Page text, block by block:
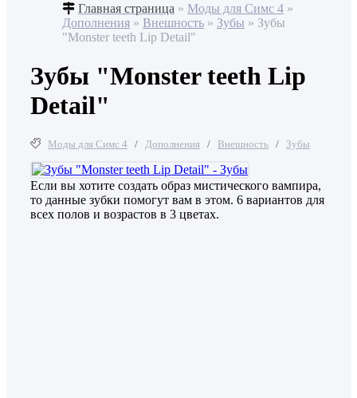
Главная страница » Моды для Симс 4 »
Дополнения » Внешность » Зубы » Зубы
"Monster teeth Lip Detail"
Зубы "Monster teeth Lip
Detail"
Моды для Симс 4 / Дополнения / Внешность / Зубы
Если вы хотите создать образ мистического вампира,
то данные зубки помогут вам в этом. 6 вариантов для
всех полов и возрастов в 3 цветах.